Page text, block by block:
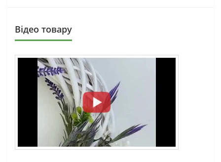
Вiдео товару